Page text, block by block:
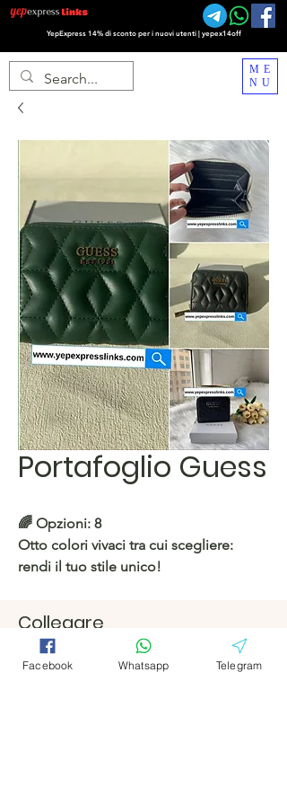
YepExpress 14% di sconto per i nuovi utenti | yepex14off
ME
NU
Portafoglio Guess
🌈 Opzioni: 8
Otto colori vivaci tra cui scegliere:
rendi il tuo stile unico!
Negozio Hacoo
https://c.hacoo.pl/2eg7RJ
Collegare
Facebook
Telegramm
Facebook
Telegramm
Facebook Whatsapp Telegram